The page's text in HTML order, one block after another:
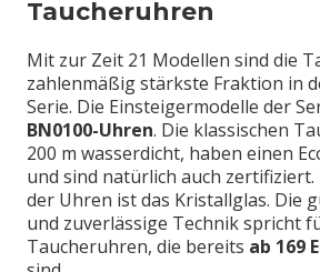
Taucheruhren
Mit zur Zeit 21 Modellen sind die
zahlenmäßig stärkste Fraktion in
Serie. Die Einsteigermodelle der
BN0100-Uhren. Die klassischen
200 m wasserdicht, haben einen
und sind natürlich auch zertifiziert.
der Uhren ist das Kristallglas. Die
und zuverlässige Technik spricht
Taucheruhren, die bereits ab 169